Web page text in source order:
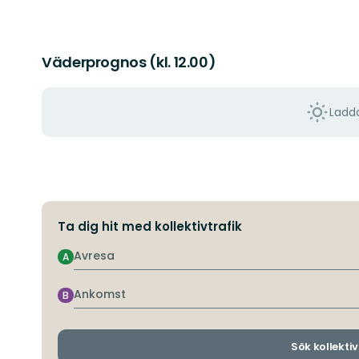
Väderprognos (kl. 12.00)
Ta dig hit med kollektivtrafik
Avresa
A
Ankomst
B
Sök